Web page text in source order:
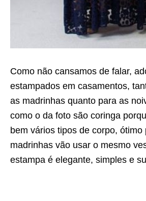
Como não cansamos de falar,
estampados em casamentos,
as madrinhas quanto para as
como o da foto são coringa
bem vários tipos de corpo, ótimo
madrinhas vão usar o mesmo
estampa é elegante, simples e